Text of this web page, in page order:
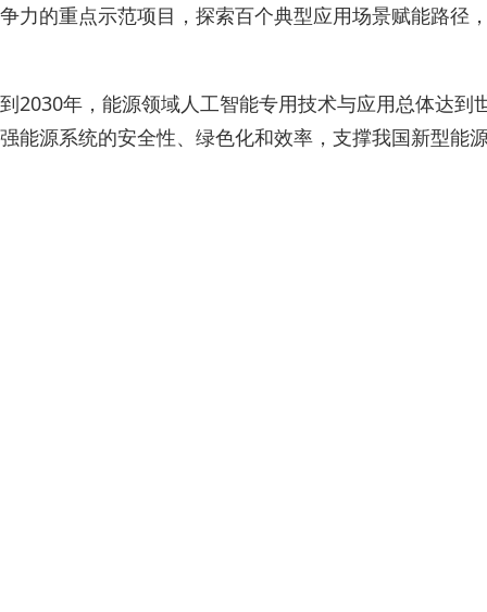
争力的重点示范项目，探索百个典型应用场景赋能路径
到2030年，能源领域人工智能专用技术与应用总体达
强能源系统的安全性、绿色化和效率，支撑我国新型能